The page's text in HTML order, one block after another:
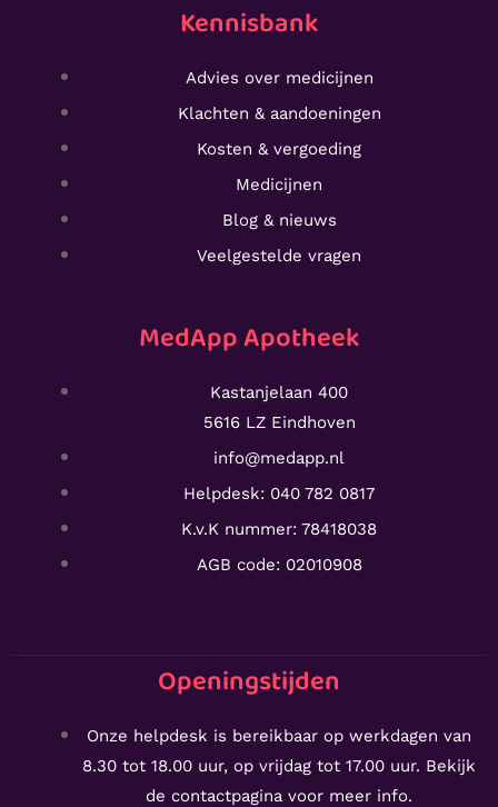
Kennisbank
Advies over medicijnen
Klachten & aandoeningen
Kosten & vergoeding
Medicijnen
Blog & nieuws
Veelgestelde vragen
MedApp Apotheek
Kastanjelaan 400
5616 LZ Eindhoven
info@medapp.nl
Helpdesk: 040 782 0817
K.v.K nummer: 78418038
AGB code: 02010908
Openingstijden
Onze helpdesk is bereikbaar op werkdagen van
8.30 tot 18.00 uur, op vrijdag tot 17.00 uur. Bekijk
de contactpagina voor meer info.